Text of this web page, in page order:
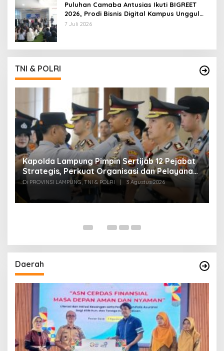
Puluhan Camaba Antusias Ikuti BIGREET
2026, Prodi Bisnis Digital Kampus Unggul
IIB Darmajaya Hadirkan Deretan
7 Juli 2026
TNI & POLRI
Kapolda Lampung Pimpin Sertijab 12 Pejabat
Strategis, Perkuat Organisasi dan Pelayanan
Polri Presisi
Di PROVINSI LAMPUNG, TNI & POLRI | 3 Agustus 2026
Daerah